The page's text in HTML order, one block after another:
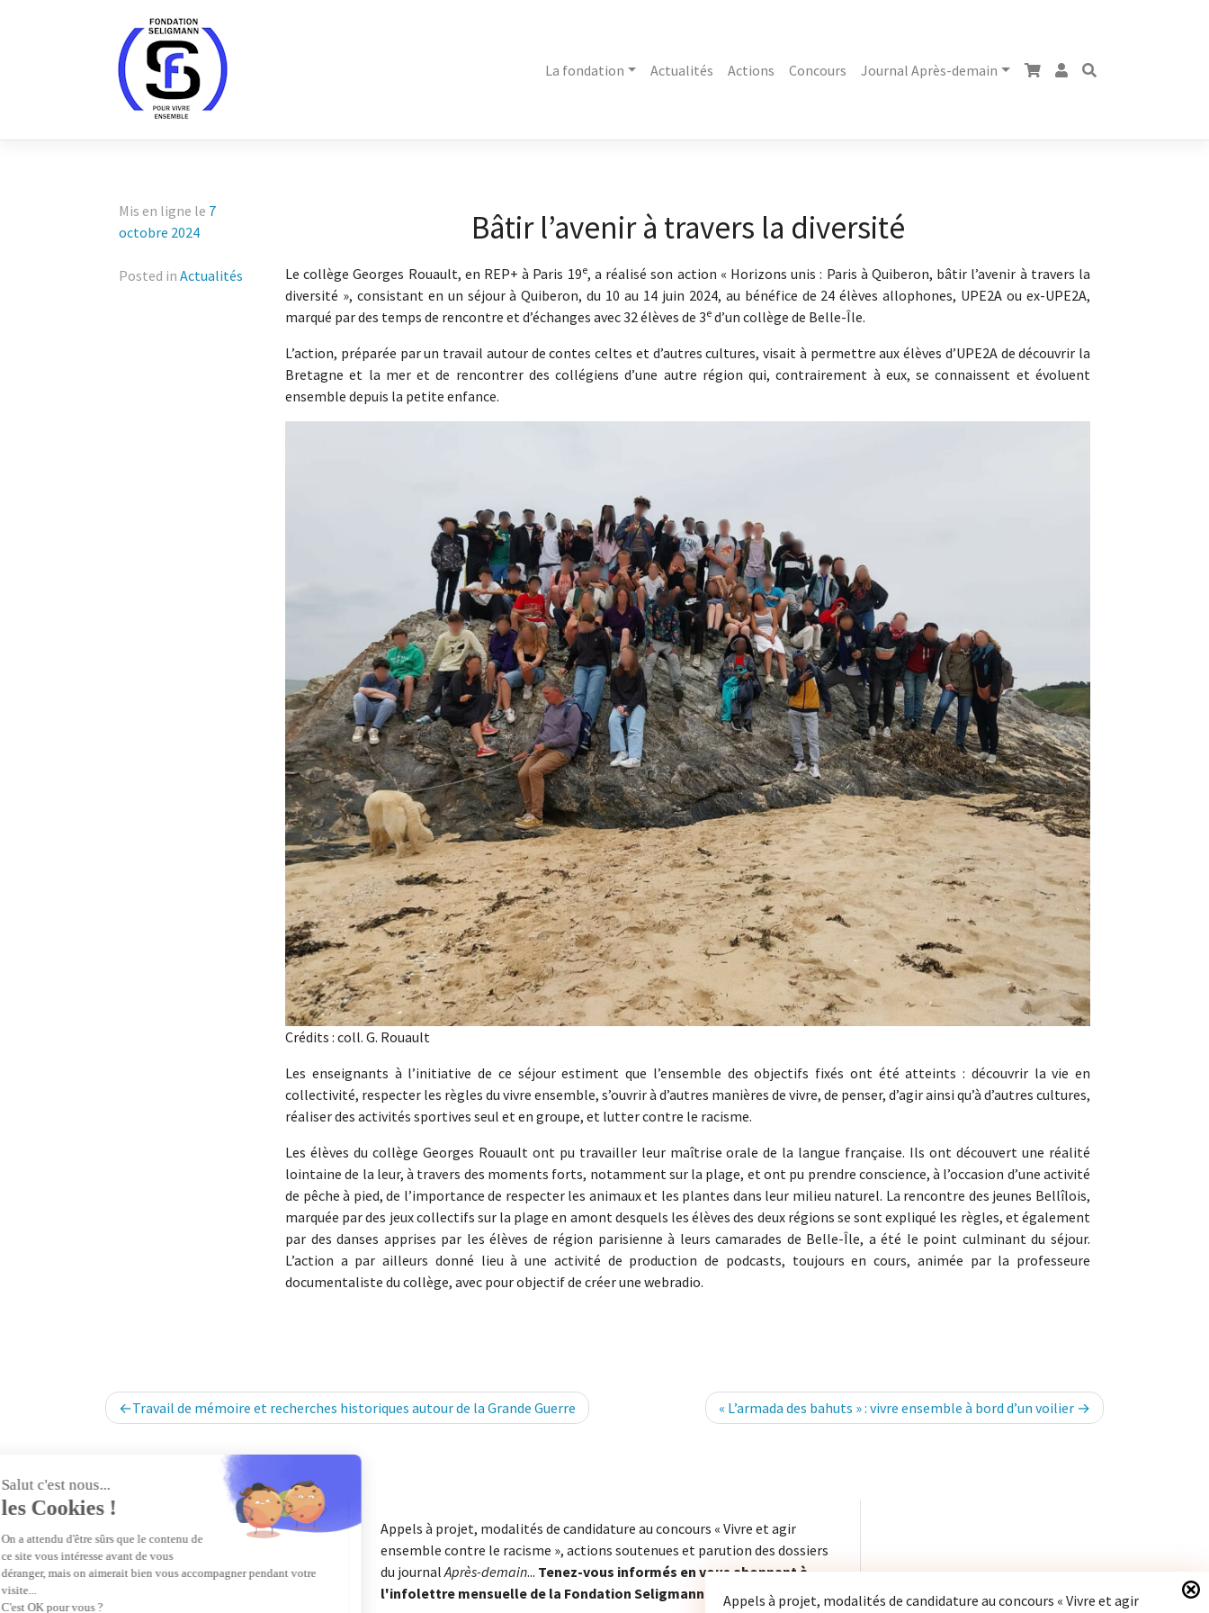
La fondation
Actualités Actions Concours Journal Après-demain
Mis en ligne le 7
octobre 2024
Posted in Actualités
Bâtir l’avenir à travers la diversité
Le collège Georges Rouault, en REP+ à Paris 19e, a réalisé son action « Horizons unis : Paris à Quiberon, bâtir l’avenir à travers la
diversité », consistant en un séjour à Quiberon, du 10 au 14 juin 2024, au bénéfice de 24 élèves allophones, UPE2A ou ex-UPE2A,
marqué par des temps de rencontre et d’échanges avec 32 élèves de 3e d’un collège de Belle-Île.
L’action, préparée par un travail autour de contes celtes et d’autres cultures, visait à permettre aux élèves d’UPE2A de découvrir la
Bretagne et la mer et de rencontrer des collégiens d’une autre région qui, contrairement à eux, se connaissent et évoluent
ensemble depuis la petite enfance.
Crédits : coll. G. Rouault
Les enseignants à l’initiative de ce séjour estiment que l’ensemble des objectifs fixés ont été atteints : découvrir la vie en
collectivité, respecter les règles du vivre ensemble, s’ouvrir à d’autres manières de vivre, de penser, d’agir ainsi qu’à d’autres cultures,
réaliser des activités sportives seul et en groupe, et lutter contre le racisme.
Les élèves du collège Georges Rouault ont pu travailler leur maîtrise orale de la langue française. Ils ont découvert une réalité
lointaine de la leur, à travers des moments forts, notamment sur la plage, et ont pu prendre conscience, à l’occasion d’une activité
de pêche à pied, de l’importance de respecter les animaux et les plantes dans leur milieu naturel. La rencontre des jeunes Bellîlois,
marquée par des jeux collectifs sur la plage en amont desquels les élèves des deux régions se sont expliqué les règles, et également
par des danses apprises par les élèves de région parisienne à leurs camarades de Belle-Île, a été le point culminant du séjour.
L’action a par ailleurs donné lieu à une activité de production de podcasts, toujours en cours, animée par la professeure
documentaliste du collège, avec pour objectif de créer une webradio.
Appels à projet, modalités de candidature au concours « Vivre et agir
Navigation
de
Travail de mémoire et recherches historiques autour de la Grande Guerre « L’armada des bahuts » : vivre ensemble à bord d’un voilier
Appels à projet, modalités de candidature au concours « Vivre et agir
ensemble contre le racisme », actions soutenues et parution des dossiers
du journal Après-demain... Tenez-vous informés en vous abonnant à
l'infolettre mensuelle de la Fondation Seligmann.